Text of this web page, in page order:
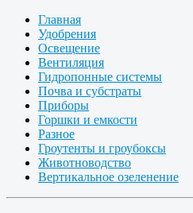
Главная
Удобрения
Освещение
Вентиляция
Гидропонные системы
Почва и субстраты
Приборы
Горшки и емкости
Разное
Гроутенты и гроубоксы
Животноводство
Вертикальное озеленение